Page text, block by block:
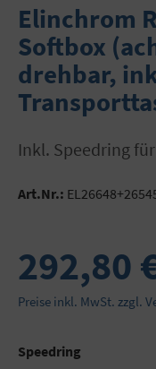
Elinchrom
Softbox
drehbar,
inkl. Speedring für
Art.Nr.:
292,80
Preise inkl. MwSt. zzgl.
Speedring